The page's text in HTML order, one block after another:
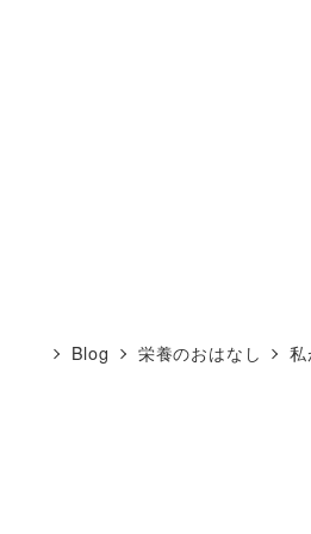
Blog 栄養のおはなし